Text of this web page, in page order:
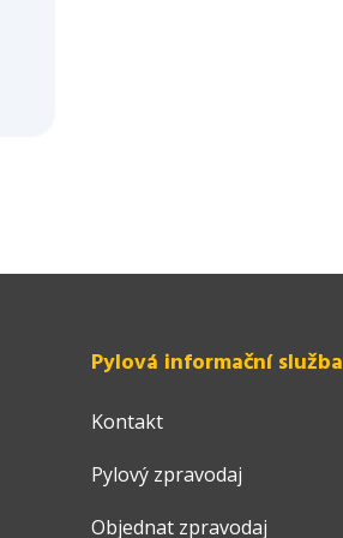
Pylová informační služba
Kontakt
Pylový zpravodaj
Objednat zpravodaj